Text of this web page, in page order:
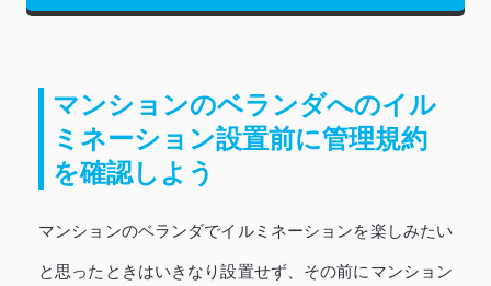
マンションのベランダへのイル
ミネーション設置前に管理規約
を確認しよう
マンションのベランダでイルミネーションを楽しみたい
と思ったときはいきなり設置せず、その前にマンション